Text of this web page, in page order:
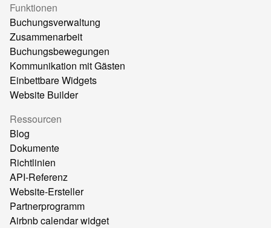
Funktionen
Buchungsverwaltung
Zusammenarbeit
Buchungsbewegungen
Kommunikation mit Gästen
Einbettbare Widgets
Website Builder
Ressourcen
Blog
Dokumente
Richtlinien
API-Referenz
Website-Ersteller
Partnerprogramm
Airbnb calendar widget